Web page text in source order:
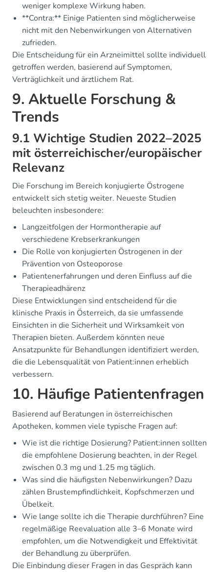
weniger komplexe Wirkung haben.
**Contra:** Einige Patienten sind möglicherweise
nicht mit den Nebenwirkungen von Alternativen
zufrieden.
Die Entscheidung für ein Arzneimittel sollte individuell
getroffen werden, basierend auf Symptomen,
Verträglichkeit und ärztlichem Rat.
9. Aktuelle Forschung &
Trends
9.1 Wichtige Studien 2022–2025
mit österreichischer/europäischer
Relevanz
Die Forschung im Bereich konjugierte Östrogene
entwickelt sich stetig weiter. Neueste Studien
beleuchten insbesondere:
Langzeitfolgen der Hormontherapie auf
verschiedene Krebserkrankungen
Die Rolle von konjugierten Östrogenen in der
Prävention von Osteoporose
Patientenerfahrungen und deren Einfluss auf die
Therapieadhärenz
Diese Entwicklungen sind entscheidend für die
klinische Praxis in Österreich, da sie umfassende
Einsichten in die Sicherheit und Wirksamkeit von
Therapien bieten. Außerdem könnten neue
Ansatzpunkte für Behandlungen identifiziert werden,
die die Lebensqualität von Patient:innen erheblich
verbessern.
10. Häufige Patientenfragen
Basierend auf Beratungen in österreichischen
Apotheken, kommen viele typische Fragen auf:
Wie ist die richtige Dosierung? Patient:innen sollten
die empfohlene Dosierung beachten, in der Regel
zwischen 0.3 mg und 1.25 mg täglich.
Was sind die häufigsten Nebenwirkungen? Dazu
zählen Brustempfindlichkeit, Kopfschmerzen und
Übelkeit.
Wie lange sollte ich die Therapie durchführen? Eine
regelmäßige Reevaluation alle 3–6 Monate wird
empfohlen, um die Notwendigkeit und Effektivität
der Behandlung zu überprüfen.
Die Einbindung dieser Fragen in das Gespräch kann